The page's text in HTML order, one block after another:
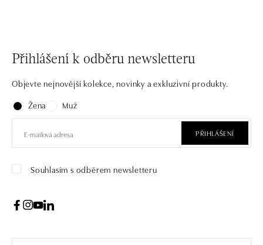
Přihlášení k odběru newsletteru
Objevte nejnovější kolekce, novinky a exkluzivní produkty.
Žena
Muž
PŘIHLÁŠENÍ
Souhlasím s odběrem newsletteru